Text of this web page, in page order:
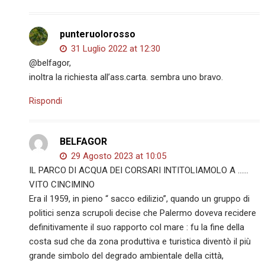
punteruolorosso
31 Luglio 2022 at 12:30
@belfagor,
inoltra la richiesta all’ass.carta. sembra uno bravo.
Rispondi
BELFAGOR
29 Agosto 2023 at 10:05
IL PARCO DI ACQUA DEI CORSARI INTITOLIAMOLO A ……
VITO CINCIMINO
Era il 1959, in pieno “ sacco edilizio”, quando un gruppo di
politici senza scrupoli decise che Palermo doveva recidere
definitivamente il suo rapporto col mare : fu la fine della
costa sud che da zona produttiva e turistica diventò il più
grande simbolo del degrado ambientale della città,